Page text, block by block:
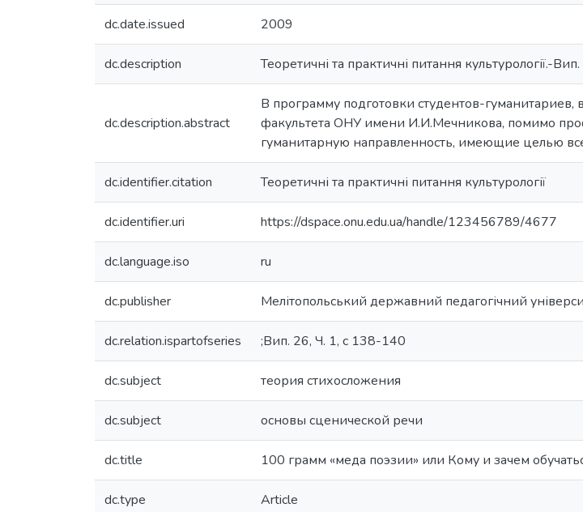
dc.date.issued 2009
dc.description Теоретичні та практичні питання культурології.-
dc.description.abstract
В программу подготовки студентов-гуманитариев,
факультета ОНУ имени И.И.Мечникова, помимо
гуманитарную направленность, имеющие целью
dc.identifier.citation Теоретичні та практичні питання культурології
dc.identifier.uri https://dspace.onu.edu.ua/handle/123456789/4677
dc.language.iso ru
dc.publisher Мелітопольський державний педагогічний
dc.relation.ispartofseries ;Вип. 26, Ч. 1, с 138-140
dc.subject теория стихосложения
dc.subject основы сценической речи
dc.title 100 грамм «меда поэзии» или Кому и зачем
dc.type Article